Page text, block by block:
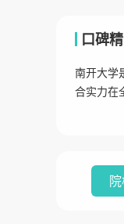
口碑
南开大学
合实力在